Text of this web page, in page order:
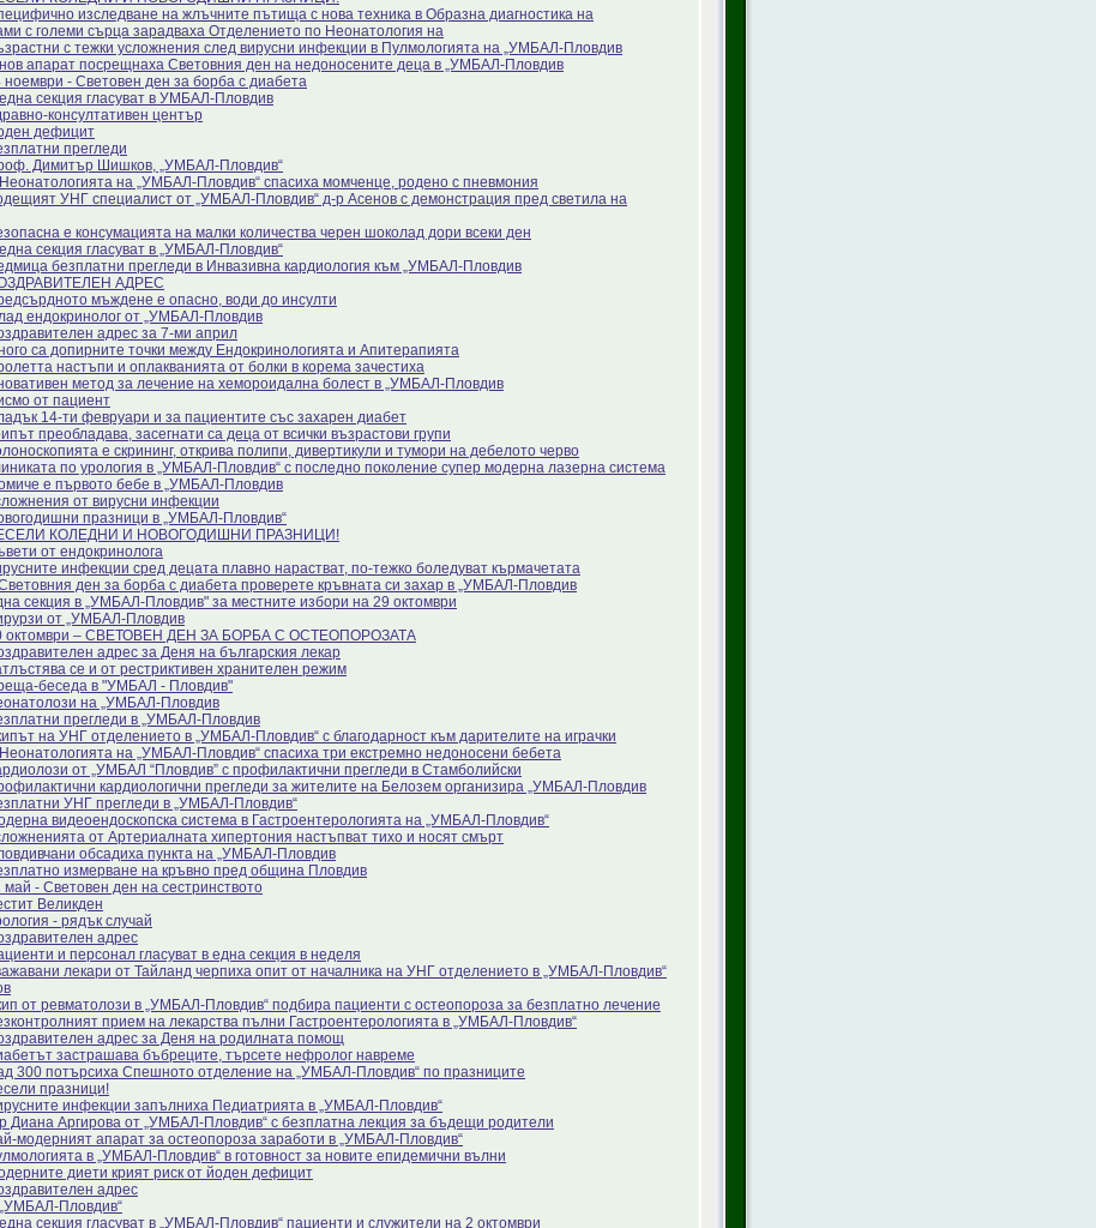
изследване на жлъчните пътища с нова техника в Образна диагностика на
с големи сърца зарадваха Отделението по Неонатология на
с тежки усложнения след вирусни инфекции в Пулмологията на „УМБАЛ-Пловдив
апарат посрещнаха Световния ден на недоносените деца в „УМБАЛ-Пловдив
ноември - Световен ден за борба с диабета
секция гласуват в УМБАЛ-Пловдив
консултативен център
дефицит
прегледи
Димитър Шишков, „УМБАЛ-Пловдив“
на „УМБАЛ-Пловдив“ спасиха момченце, родено с пневмония
УНГ специалист от „УМБАЛ-Пловдив“ д-р Асенов с демонстрация пред светила на
е консумацията на малки количества черен шоколад дори всеки ден
секция гласуват в „УМБАЛ-Пловдив“
безплатни прегледи в Инвазивна кардиология към „УМБАЛ-Пловдив
АДРЕС
мъждене е опасно, води до инсулти
ендокринолог от „УМБАЛ-Пловдив
адрес за 7-ми април
са допирните точки между Ендокринологията и Апитерапията
настъпи и оплакванията от болки в корема зачестиха
метод за лечение на хемороидална болест в „УМБАЛ-Пловдив
от пациент
14-ти февруари и за пациентите със захарен диабет
преобладава, засегнати са деца от всички възрастови групи
е скрининг, открива полипи, дивертикули и тумори на дебелото черво
по урология в „УМБАЛ-Пловдив“ с последно поколение супер модерна лазерна система
е първото бебе в „УМБАЛ-Пловдив
от вирусни инфекции
празници в „УМБАЛ-Пловдив“
КОЛЕДНИ И НОВОГОДИШНИ ПРАЗНИЦИ!
от ендокринолога
инфекции сред децата плавно нарастват, по-тежко боледуват кърмачетата
ден за борба с диабета проверете кръвната си захар в „УМБАЛ-Пловдив
секция в „УМБАЛ-Пловдив" за местните избори на 29 октомври
от „УМБАЛ-Пловдив
октомври – СВЕТОВЕН ДЕН ЗА БОРБА С ОСТЕОПОРОЗАТА
адрес за Деня на българския лекар
се и от рестриктивен хранителен режим
беседа в "УМБАЛ - Пловдив"
на „УМБАЛ-Пловдив
прегледи в „УМБАЛ-Пловдив
на УНГ отделението в „УМБАЛ-Пловдив“ с благодарност към дарителите на играчки
на „УМБАЛ-Пловдив“ спасиха три екстремно недоносени бебета
от „УМБАЛ “Пловдив” с профилактични прегледи в Стамболийски
кардиологични прегледи за жителите на Белозем организира „УМБАЛ-Пловдив
УНГ прегледи в „УМБАЛ-Пловдив“
видеоендоскопска система в Гастроентерологията на „УМБАЛ-Пловдив“
от Артериалната хипертония настъпват тихо и носят смърт
обсадиха пункта на „УМБАЛ-Пловдив
измерване на кръвно пред община Пловдив
май - Световен ден на сестринството
Великден
- рядък случай
адрес
и персонал гласуват в една секция в неделя
лекари от Тайланд черпиха опит от началника на УНГ отделението в „УМБАЛ-Пловдив“
от ревматолози в „УМБАЛ-Пловдив“ подбира пациенти с остеопороза за безплатно лечение
прием на лекарства пълни Гастроентерологията в „УМБАЛ-Пловдив“
адрес за Деня на родилната помощ
застрашава бъбреците, търсете нефролог навреме
300 потърсиха Спешното отделение на „УМБАЛ-Пловдив“ по празниците
празници!
инфекции запълниха Педиатрията в „УМБАЛ-Пловдив“
Диана Аргирова от „УМБАЛ-Пловдив“ с безплатна лекция за бъдещи родители
модерният апарат за остеопороза заработи в „УМБАЛ-Пловдив“
в „УМБАЛ-Пловдив“ в готовност за новите епидемични вълни
диети крият риск от йоден дефицит
адрес
Пловдив“
секция гласуват в „УМБАЛ-Пловдив“ пациенти и служители на 2 октомври